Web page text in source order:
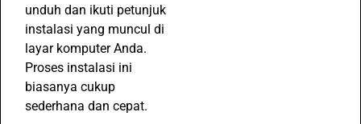
unduh dan ikuti petunjuk
instalasi yang muncul di
layar komputer Anda.
Proses instalasi ini
biasanya cukup
sederhana dan cepat.